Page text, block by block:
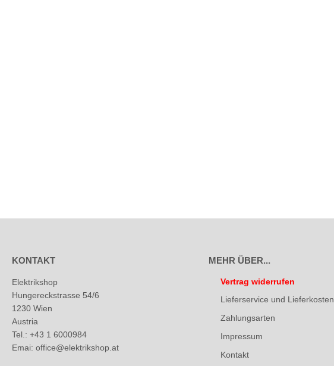
KONTAKT
Elektrikshop
Hungereckstrasse 54/6
1230 Wien
Austria
Tel.: +43 1 6000984
Emai: office@elektrikshop.at
MEHR ÜBER...
Vertrag widerrufen
Lieferservice und Lieferkosten
Zahlungsarten
Impressum
Kontakt